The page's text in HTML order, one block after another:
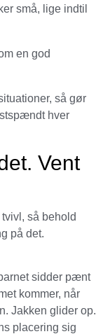
små, lige indtil
en god
så gør
hver
Vent
så behold
på det.
sidder pænt
kommer, når
Jakken glider op.
placering sig